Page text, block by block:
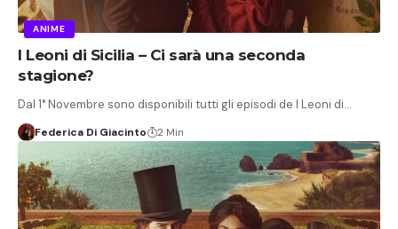
ANIME
I Leoni di Sicilia – Ci sarà una seconda
stagione?
Dal 1° Novembre sono disponibili tutti gli episodi de I Leoni di…
Federica Di Giacinto 2 Min